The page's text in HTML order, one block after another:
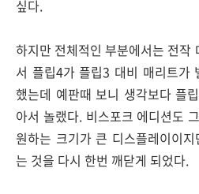
싶다.
하지만 전체적인 부분에서는 전작
서 플립4가 플립3 대비 매리트가
했는데 예판때 보니 생각보다 플
아서 놀랬다. 비스포크 에디션도
원하는 크기가 큰 디스플레이이
는 것을 다시 한번 깨닫게 되었다.